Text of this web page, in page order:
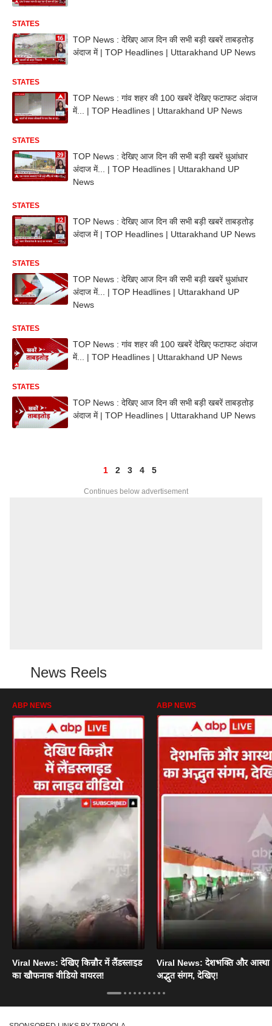
STATES
TOP News : देखिए आज दिन की सभी बड़ी खबरें ताबड़तोड़
अंदाज में | TOP Headlines | Uttarakhand UP News
STATES
TOP News : गांव शहर की 100 खबरें देखिए फटाफट अंदाज
में... | TOP Headlines | Uttarakhand UP News
STATES
TOP News : देखिए आज दिन की सभी बड़ी खबरें धुआंधार
अंदाज में... | TOP Headlines | Uttarakhand UP
News
STATES
TOP News : देखिए आज दिन की सभी बड़ी खबरें ताबड़तोड़
अंदाज में | TOP Headlines | Uttarakhand UP News
STATES
TOP News : देखिए आज दिन की सभी बड़ी खबरें धुआंधार
अंदाज में... | TOP Headlines | Uttarakhand UP
News
STATES
TOP News : गांव शहर की 100 खबरें देखिए फटाफट अंदाज
में... | TOP Headlines | Uttarakhand UP News
STATES
TOP News : देखिए आज दिन की सभी बड़ी खबरें ताबड़तोड़
अंदाज में | TOP Headlines | Uttarakhand UP News
1 2 3 4 5
Continues below advertisement
News Reels
ABP NEWS
Viral News: देखिए किन्नौर में लैंडस्लाइड
का खौफनाक वीडियो वायरल!
ABP NEWS
Viral News: देशभक्ति और आस्था
अद्भुत संगम, देखिए!